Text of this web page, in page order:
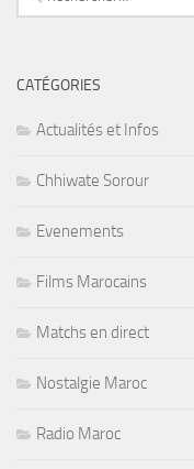
CATÉGORIES
Actualités et Infos
Chhiwate Sorour
Evenements
Films Marocains
Matchs en direct
Nostalgie Maroc
Radio Maroc